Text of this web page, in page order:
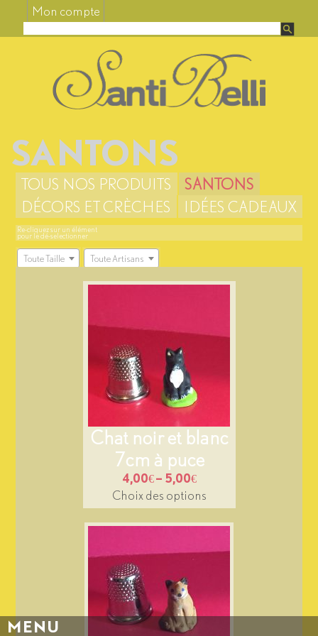
Mon compte
SANTONS
TOUS NOS PRODUITS
SANTONS
DÉCORS ET CRÈCHES
IDÉES CADEAUX
Re-cliquez sur un élément
pour le dé-selectionner
Toute Taille Toute Artisans
Chat noir et blanc
7cm à puce
4,00€– 5,00€
Choix des options
MENU